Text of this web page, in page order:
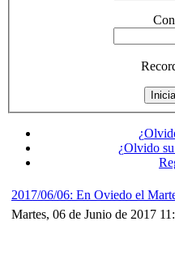
¿Olvido
2017/06/06: En Oviedo el
Martes, 06 de Junio de 2017